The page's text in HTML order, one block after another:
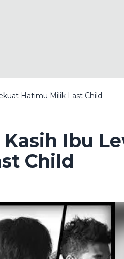
Hatimu Milik Last Child
Ibu
Child